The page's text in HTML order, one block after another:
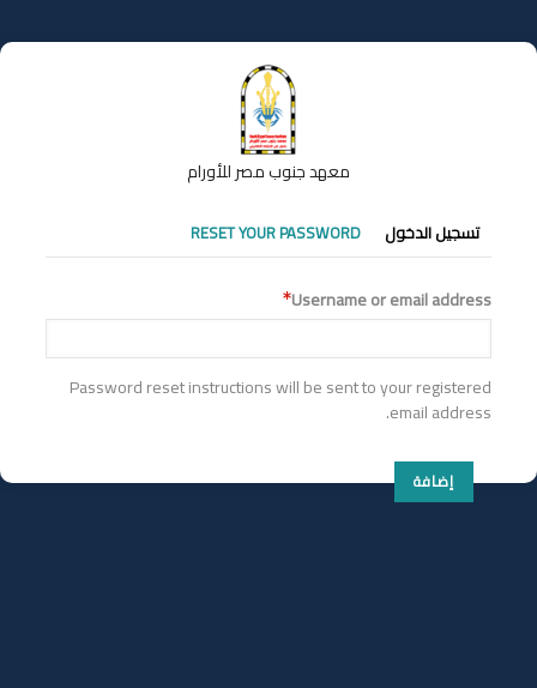
إلى
المحتوى
معهد جنوب مصر للأورام
التبويبات
الأساسية
تسجيل الدخول RESET YOUR PASSWORD
Username or email address
Password reset instructions will be sent to your registered
email address.